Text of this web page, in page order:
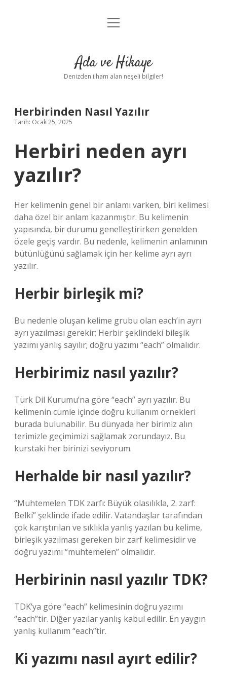
Anasayfa
Yasal Uyarı
menüyü
Ada ve Hikaye
Denizden ilham alan neşeli bilgiler!
Herbirinden Nasıl Yazılır
Tarih: Ocak 25, 2025
Herbiri neden ayrı
yazılır?
Her kelimenin genel bir anlamı varken, biri kelimesi
daha özel bir anlam kazanmıştır. Bu kelimenin
yapısında, bir durumu genelleştirirken genelden
özele geçiş vardır. Bu nedenle, kelimenin anlamının
bütünlüğünü sağlamak için her kelime ayrı ayrı
yazılır.
Herbir birleşik mi?
Bu nedenle oluşan kelime grubu olan each’in ayrı
ayrı yazılması gerekir; Herbir şeklindeki bileşik
yazımı yanlış sayılır; doğru yazımı “each” olmalıdır.
Herbirimiz nasıl yazılır?
Türk Dil Kurumu’na göre “each” ayrı yazılır. Bu
kelimenin cümle içinde doğru kullanım örnekleri
burada bulunabilir. Bu dünyada her birimiz alın
terimizle geçimimizi sağlamak zorundayız. Bu
kurstaki her birinizi seviyorum.
Herhalde bir nasıl yazılır?
“Muhtemelen TDK zarfı: Büyük olasılıkla, 2. zarf:
Belki” şeklinde ifade edilir. Vatandaşlar tarafından
çok karıştırılan ve sıklıkla yanlış yazılan bu kelime,
birleşik yazılması gereken bir zarf kelimesidir ve
doğru yazımı “muhtemelen” olmalıdır.
Herbirinin nasıl yazılır TDK?
TDK’ya göre “each” kelimesinin doğru yazımı
“each”tir. Diğer yazılar yanlış kabul edilir. En yaygın
yanlış kullanım “each”tir.
Ki yazımı nasıl ayırt edilir?